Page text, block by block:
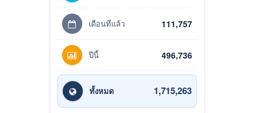
เดือนที่แล้ว 111,757
ปีนี้ 496,736
ทั้งหมด 1,715,263